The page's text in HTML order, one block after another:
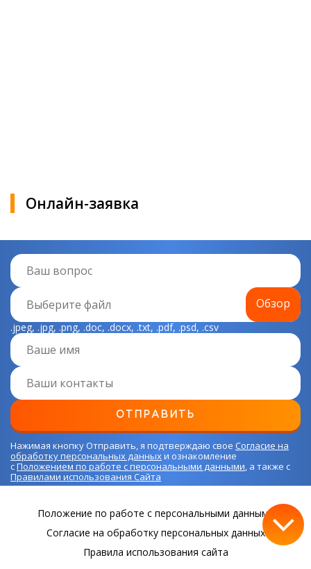
Онлайн-заявка
ОТПРАВИТЬ
Выберите файл Обзор
.jpeg, .jpg, .png, .doc, .docx, .txt, .pdf, .psd, .csv
Нажимая кнопку Отправить, я подтверждаю свое Согласие на
обработку персональных данныхи ознакомление
сПоложением по работе с персональными данными, а также с
Правилами использования Сайта
Положение по работе с персональными данными
Согласие на обработку персональных данных
Правила использования сайта